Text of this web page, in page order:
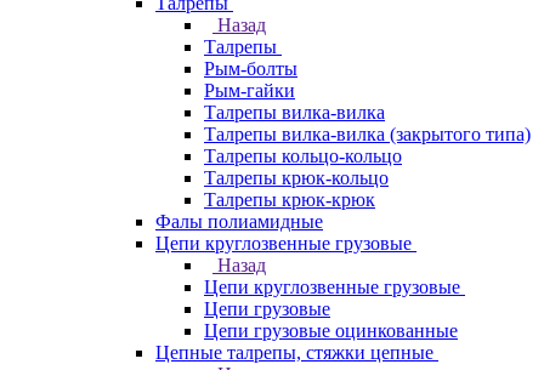
Назад
Талрепы
Рым-болты
Рым-гайки
Талрепы вилка-вилка
Талрепы вилка-вилка (закрытого типа)
Талрепы кольцо-кольцо
Талрепы крюк-кольцо
Талрепы крюк-крюк
Фалы полиамидные
Цепи круглозвенные грузовые
Назад
Цепи круглозвенные грузовые
Цепи грузовые
Цепи грузовые оцинкованные
Цепные талрепы, стяжки цепные